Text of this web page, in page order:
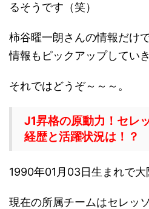
るそうです（笑）
柿谷曜一朗さんの情報だけ
情報もピックアップしてい
それではどうぞ～～～。
J1昇格の原動力！セレ
経歴と活躍状況は！？
1990年01月03日生まれで大
現在の所属チームはセレッ